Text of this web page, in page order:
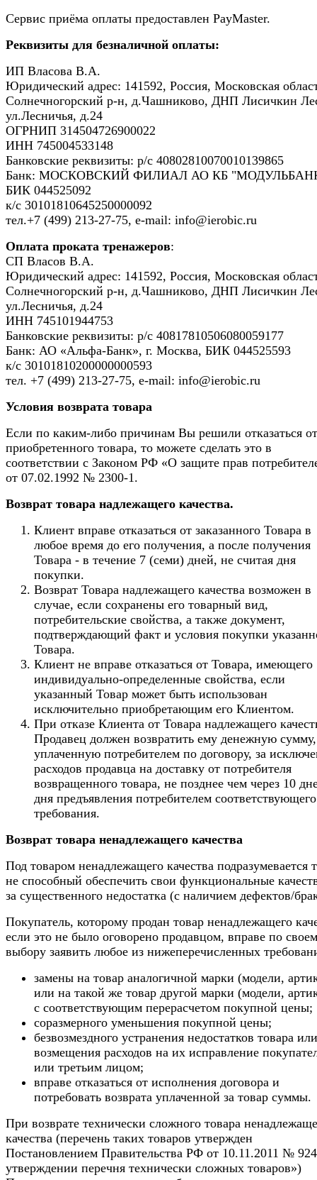
Сервис приёма оплаты предоставлен PayMaster.
Реквизиты для безналичной оплаты:
ИП Власова В.А.
Юридический адрес: 141592, Россия, Московская
Солнечногорский р-н, д.Чашниково, ДНП Лисичкин
ул.Лесничья, д.24
ОГРНИП 314504726900022
ИНН 745004533148
Банковские реквизиты: р/с 40802810070010139865
Банк: МОСКОВСКИЙ ФИЛИАЛ АО КБ
БИК 044525092
к/с 30101810645250000092
тел.+7 (499) 213-27-75, e-mail: info@ierobic.ru
Оплата проката тренажеров:
СП Власов В.А.
Юридический адрес: 141592, Россия, Московская
Солнечногорский р-н, д.Чашниково, ДНП Лисичкин
ул.Лесничья, д.24
ИНН 745101944753
Банковские реквизиты: р/с 40817810506080059177
Банк: АО «Альфа-Банк», г. Москва, БИК 044525593
к/с 30101810200000000593
тел. +7 (499) 213-27-75, e-mail: info@ierobic.ru
Условия возврата товара
Если по каким-либо причинам Вы решили отказаться от
приобретенного товара, то можете сделать это в
соответствии с Законом РФ «О защите прав
от 07.02.1992 № 2300-1.
Возврат товара надлежащего качества.
Клиент вправе отказаться от заказанного Товара в
любое время до его получения, а после получения
Товара - в течение 7 (семи) дней, не считая дня
покупки.
Возврат Товара надлежащего качества возможен в
случае, если сохранены его товарный вид,
потребительские свойства, а также документ,
подтверждающий факт и условия покупки
Товара.
Клиент не вправе отказаться от Товара, имеющего
индивидуально-определенные свойства, если
указанный Товар может быть использован
исключительно приобретающим его Клиентом.
При отказе Клиента от Товара надлежащего
Продавец должен возвратить ему денежную сумму,
уплаченную потребителем по договору, за
расходов продавца на доставку от потребителя
возвращенного товара, не позднее чем через 10
дня предъявления потребителем соответствующего
требования.
Возврат товара ненадлежащего качества
Под товаром ненадлежащего качества подразумевается
не способный обеспечить свои функциональные
за существенного недостатка (с наличием дефектов/
Покупатель, которому продан товар ненадлежащего
если это не было оговорено продавцом, вправе по
выбору заявить любое из нижеперечисленных
замены на товар аналогичной марки (модели,
или на такой же товар другой марки (модели,
с соответствующим перерасчетом покупной цены;
соразмерного уменьшения покупной цены;
безвозмездного устранения недостатков товара или
возмещения расходов на их исправление
или третьим лицом;
вправе отказаться от исполнения договора и
потребовать возврата уплаченной за товар суммы.
При возврате технически сложного товара
качества (перечень таких товаров утвержден
Постановлением Правительства РФ от 10.11.2011 №
утверждении перечня технически сложных товаров»)